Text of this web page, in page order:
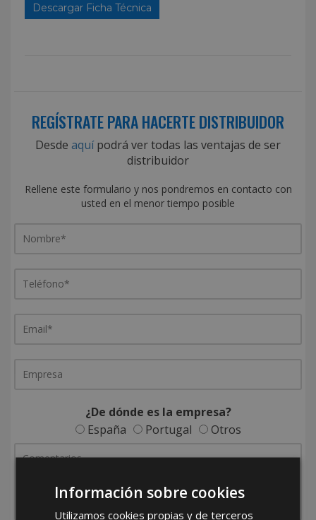
Descargar Ficha Técnica
REGÍSTRATE PARA HACERTE DISTRIBUIDOR
Desde aquípodrá ver todas las ventajas de ser
distribuidor
Rellene este formulario y nos pondremos en contacto con
usted en el menor tiempo posible
¿De dónde es la empresa?
España
Portugal Otros
Información sobre cookies
Utilizamos cookies propias y de terceros